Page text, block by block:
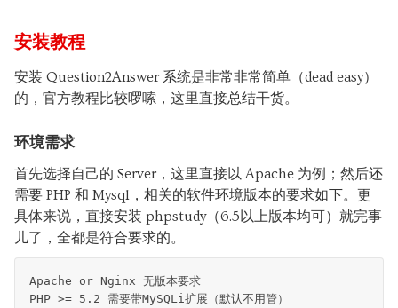
安装教程
安装 Question2Answer 系统是非常非常简单（dead easy）
的，官方教程比较啰嗦，这里直接总结干货。
环境需求
首先选择自己的 Server，这里直接以 Apache 为例；然后还
需要 PHP 和 Mysql，相关的软件环境版本的要求如下。更
具体来说，直接安装 phpstudy（6.5以上版本均可）就完事
儿了，全都是符合要求的。
Apache or Nginx 无版本要求
PHP >= 5.2 需要带MySQLi扩展（默认不用管）